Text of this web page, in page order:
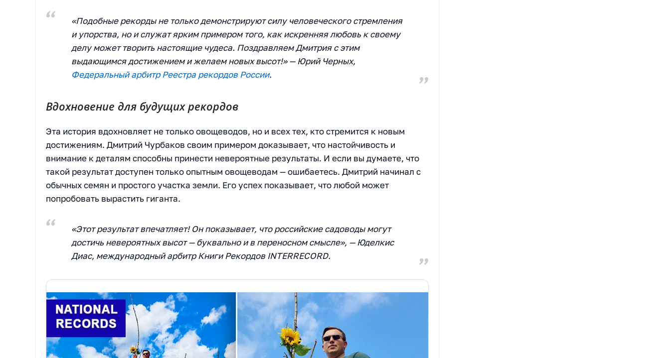
«Подобные рекорды не только демонстрируют силу человеческого стремления
и упорства, но и служат ярким примером того, как искренняя любовь к своему
делу может творить настоящие чудеса. Поздравляем Дмитрия с этим
выдающимся достижением и желаем новых высот!» — Юрий Черных,
Федеральный арбитр Реестра рекордов России.
Вдохновение для будущих рекордов
Эта история вдохновляет не только овощеводов, но и всех тех, кто стремится к новым
достижениям. Дмитрий Чурбаков своим примером доказывает, что настойчивость и
внимание к деталям способны принести невероятные результаты. И если вы думаете, что
такой результат доступен только опытным овощеводам — ошибаетесь. Дмитрий начинал с
обычных семян и простого участка земли. Его успех показывает, что любой может
попробовать вырастить гиганта.
«Этот результат впечатляет! Он показывает, что российские садоводы могут
достичь невероятных высот — буквально и в переносном смысле», — Юделкис
Диас, международный арбитр Книги Рекордов INTERRECORD.